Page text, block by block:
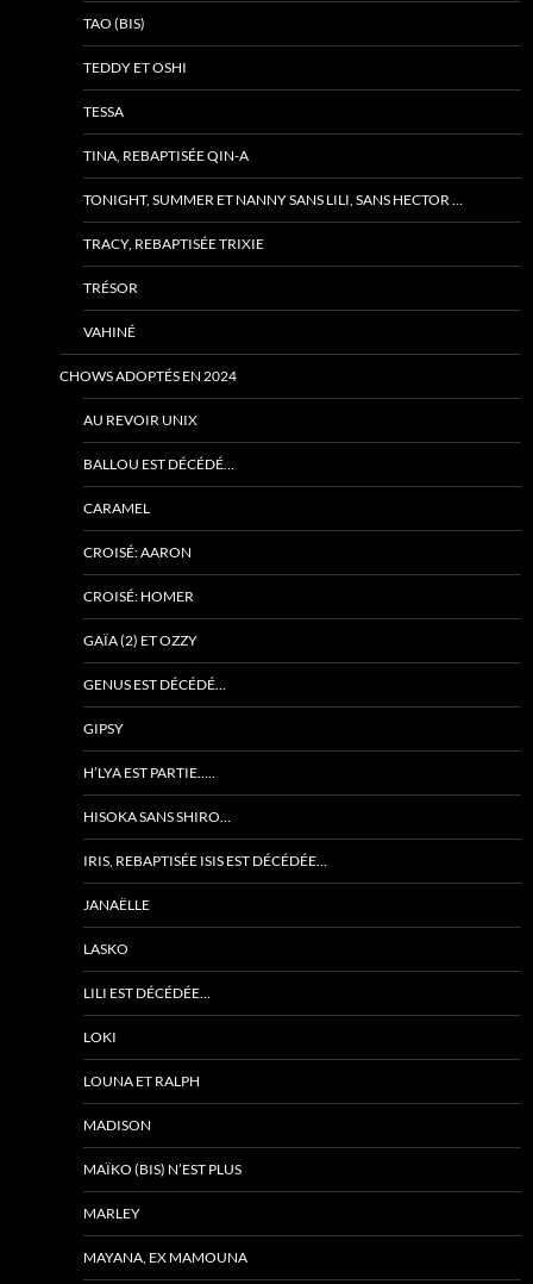
TAO (BIS)
TEDDY ET OSHI
TESSA
TINA, REBAPTISÉE QIN-A
TONIGHT, SUMMER ET NANNY SANS LILI, SANS HECTOR …
TRACY, REBAPTISÉE TRIXIE
TRÉSOR
VAHINÉ
CHOWS ADOPTÉS EN 2024
AU REVOIR UNIX
BALLOU EST DÉCÉDÉ…
CARAMEL
CROISÉ: AARON
CROISÉ: HOMER
GAÏA (2) ET OZZY
GENUS EST DÉCÉDÉ…
GIPSY
H’LYA EST PARTIE…..
HISOKA SANS SHIRO…
IRIS, REBAPTISÉE ISIS EST DÉCÉDÉE…
JANAËLLE
LASKO
LILI EST DÉCÉDÉE…
LOKI
LOUNA ET RALPH
MADISON
MAÏKO (BIS) N’EST PLUS
MARLEY
MAYANA, EX MAMOUNA